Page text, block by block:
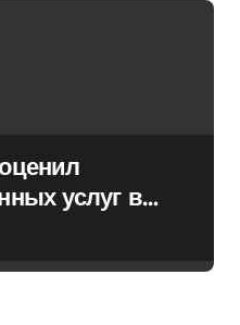
услуг в